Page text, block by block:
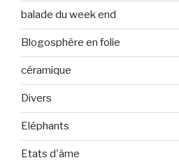
balade du week end
Blogosphère en folie
céramique
Divers
Eléphants
Etats d'âme